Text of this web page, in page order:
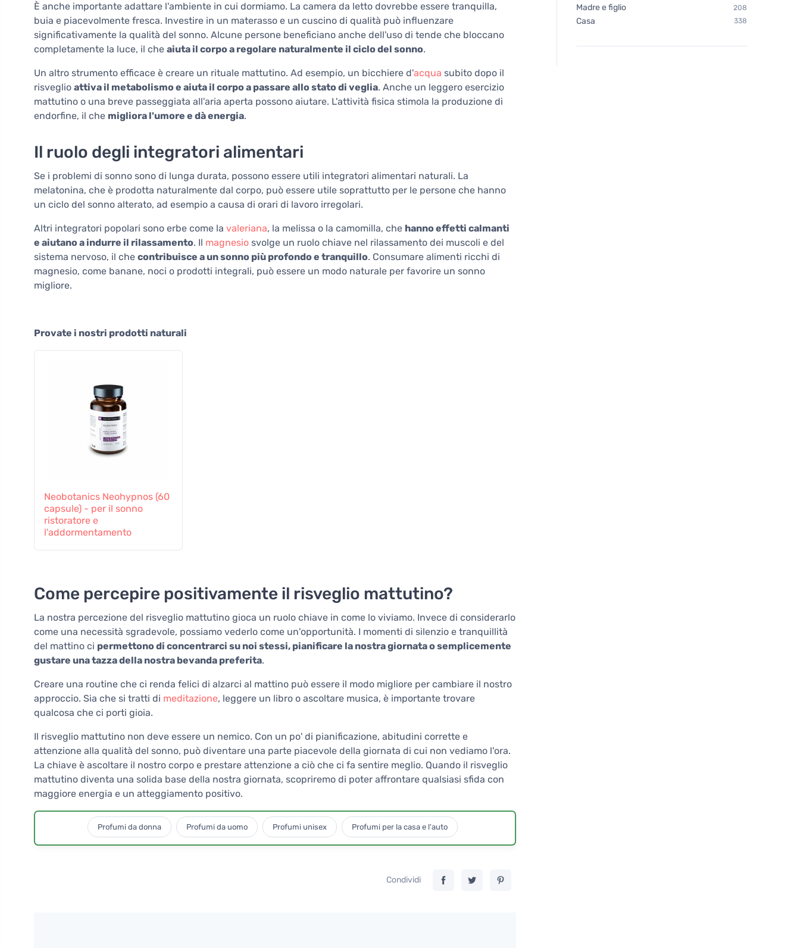
È anche importante adattare l'ambiente in cui dormiamo. La camera da letto dovrebbe essere tranquilla,
buia e piacevolmente fresca. Investire in un materasso e un cuscino di qualità può influenzare
significativamente la qualità del sonno. Alcune persone beneficiano anche dell'uso di tende che bloccano
completamente la luce, il che aiuta il corpo a regolare naturalmente il ciclo del sonno.
Un altro strumento efficace è creare un rituale mattutino. Ad esempio, un bicchiere d'acqua subito dopo il
risveglio attiva il metabolismo e aiuta il corpo a passare allo stato di veglia. Anche un leggero esercizio
mattutino o una breve passeggiata all'aria aperta possono aiutare. L'attività fisica stimola la produzione di
endorfine, il che migliora l'umore e dà energia.
Il ruolo degli integratori alimentari
Se i problemi di sonno sono di lunga durata, possono essere utili integratori alimentari naturali. La
melatonina, che è prodotta naturalmente dal corpo, può essere utile soprattutto per le persone che hanno
un ciclo del sonno alterato, ad esempio a causa di orari di lavoro irregolari.
Altri integratori popolari sono erbe come la valeriana, la melissa o la camomilla, che hanno effetti calmanti
e aiutano a indurre il rilassamento. Il magnesio svolge un ruolo chiave nel rilassamento dei muscoli e del
sistema nervoso, il che contribuisce a un sonno più profondo e tranquillo. Consumare alimenti ricchi di
magnesio, come banane, noci o prodotti integrali, può essere un modo naturale per favorire un sonno
migliore.
Provate i nostri prodotti naturali
Neobotanics Neohypnos (60
capsule) - per il sonno
ristoratore e
l'addormentamento
Come percepire positivamente il risveglio mattutino?
La nostra percezione del risveglio mattutino gioca un ruolo chiave in come lo viviamo. Invece di considerarlo
come una necessità sgradevole, possiamo vederlo come un'opportunità. I momenti di silenzio e tranquillità
del mattino ci permettono di concentrarci su noi stessi, pianificare la nostra giornata o semplicemente
gustare una tazza della nostra bevanda preferita.
Creare una routine che ci renda felici di alzarci al mattino può essere il modo migliore per cambiare il nostro
approccio. Sia che si tratti di meditazione, leggere un libro o ascoltare musica, è importante trovare
qualcosa che ci porti gioia.
Il risveglio mattutino non deve essere un nemico. Con un po' di pianificazione, abitudini corrette e
attenzione alla qualità del sonno, può diventare una parte piacevole della giornata di cui non vediamo l'ora.
La chiave è ascoltare il nostro corpo e prestare attenzione a ciò che ci fa sentire meglio. Quando il risveglio
mattutino diventa una solida base della nostra giornata, scopriremo di poter affrontare qualsiasi sfida con
maggiore energia e un atteggiamento positivo.
Profumi da donna Profumi da uomo Profumi unisex Profumi per la casa e l'auto
Condividi
Madre e figlio 208
Casa 338